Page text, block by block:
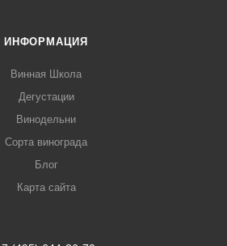
ИНФОРМАЦИЯ
Винная Школа
Дегустации
Винодельни
Сорта винограда
Блог
Карта сайта